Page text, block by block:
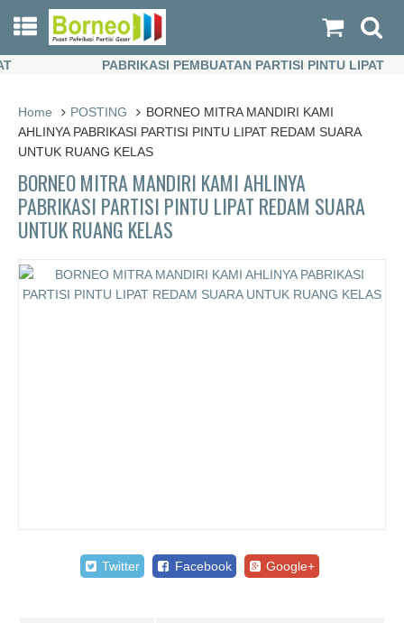
PABRIKASI PEMBUATAN PARTISI PINTU LIPAT
Home
POSTING
BORNEO MITRA MANDIRI KAMI
AHLINYA PABRIKASI PARTISI PINTU LIPAT REDAM SUARA
UNTUK RUANG KELAS
BORNEO MITRA MANDIRI KAMI AHLINYA
PABRIKASI PARTISI PINTU LIPAT REDAM SUARA
UNTUK RUANG KELAS
Twitter Facebook Google+